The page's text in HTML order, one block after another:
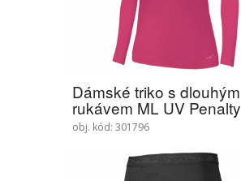
Dámské triko s dlouhým
rukávem ML UV Penalty
obj. kód: 301796